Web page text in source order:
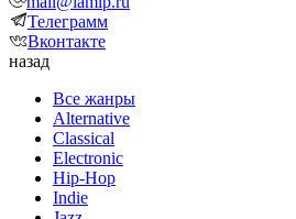
Телеграмм
Вконтакте
назад
Все жанры
Alternative
Classical
Electronic
Hip-Hop
Indie